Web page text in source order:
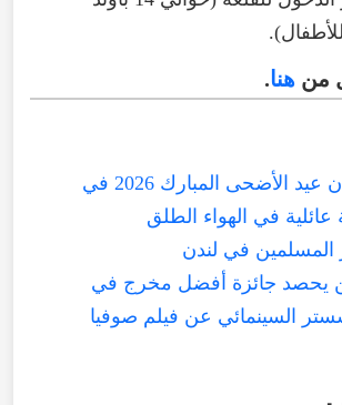
للأطفال).
من هنا.
صلاة ومهرجان عيد الأضحى المبارك 2026 في
عائلية في الهواء الطلق
المسلمين في لندن
يحصد جائزة أفضل مخرج في
السينمائي عن فيلم صوفيا